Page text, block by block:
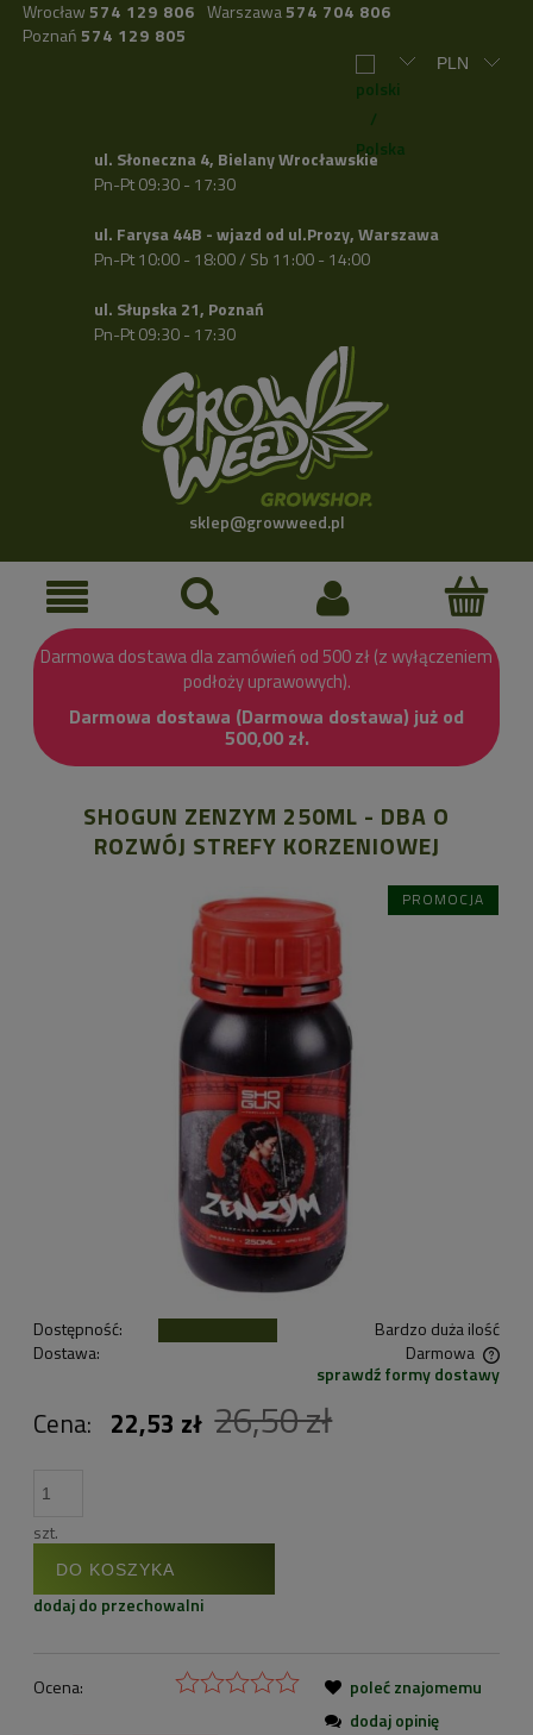
Wrocław 574 129 806 Warszawa574 704 806
Poznań 574 129 805
ul. Słoneczna 4, Bielany Wrocławskie
Pn-Pt 09:30 - 17:30
ul. Farysa 44B - wjazd od ul.Prozy, Warszawa
Pn-Pt 10:00 - 18:00 / Sb 11:00 - 14:00
ul. Słupska 21, Poznań
Pn-Pt 09:30 - 17:30
sklep@growweed.pl
Darmowa dostawa dla zamówień od 500 zł (z wyłączeniem
podłoży uprawowych).
Darmowa dostawa (Darmowa dostawa) już od
500,00 zł.
SHOGUN ZENZYM 250ML - DBA O
ROZWÓJ STREFY KORZENIOWEJ
PROMOCJA
Dostępność:
Bardzo duża ilość
Dostawa:
Darmowa
Cena nie zawiera ewentualnych kosztów płatnościsprawdź formy dostawy
Cena: 22,53 zł 26,50 zł
szt.
DO KOSZYKA
dodaj do przechowalni
Ocena:
poleć znajomemu
dodaj opinię